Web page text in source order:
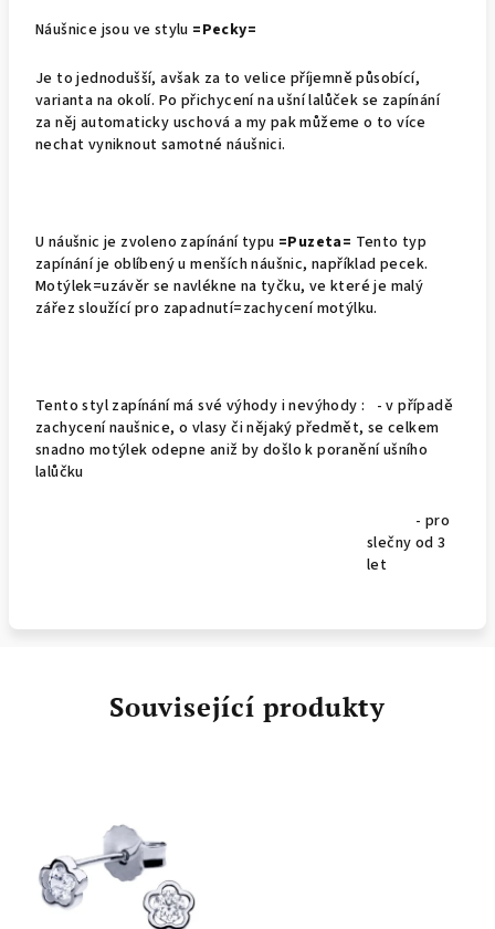
Náušnice jsou ve stylu =Pecky=
Je to jednodušší, avšak za to velice příjemně působící,
varianta na okolí. Po přichycení na ušní lalůček se zapínání
za něj automaticky uschová a my pak můžeme o to více
nechat vyniknout samotné náušnici.
U náušnic je zvoleno zapínání typu =Puzeta= Tento typ
zapínání je oblíbený u menších náušnic, například pecek.
Motýlek=uzávěr se navlékne na tyčku, ve které je malý
zářez sloužící pro zapadnutí=zachycení motýlku.
Tento styl zapínání má své výhody i nevýhody : - v případě
zachycení naušnice, o vlasy či nějaký předmět, se celkem
snadno motýlek odepne aniž by došlo k poranění ušního
lalůčku
- pro
slečny od 3
let
Související produkty